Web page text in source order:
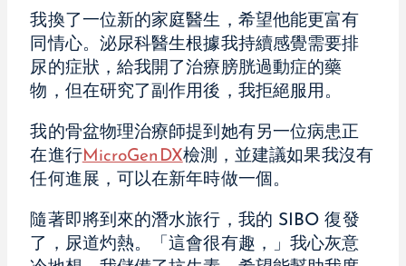
我換了一位新的家庭醫生，希望他能更富有
同情心。泌尿科醫生根據我持續感覺需要排
尿的症狀，給我開了治療膀胱過動症的藥
物，但在研究了副作用後，我拒絕服用。
我的骨盆物理治療師提到她有另一位病患正
在進行MicroGenDX檢測，並建議如果我沒有
任何進展，可以在新年時做一個。
隨著即將到來的潛水旅行，我的 SIBO 復發
了，尿道灼熱。「這會很有趣，」我心灰意